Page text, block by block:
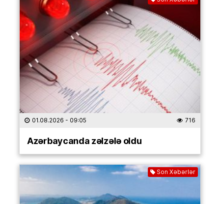
01.08.2026 - 09:05 716
Azərbaycanda zəlzələ oldu
Son Xəbərlər